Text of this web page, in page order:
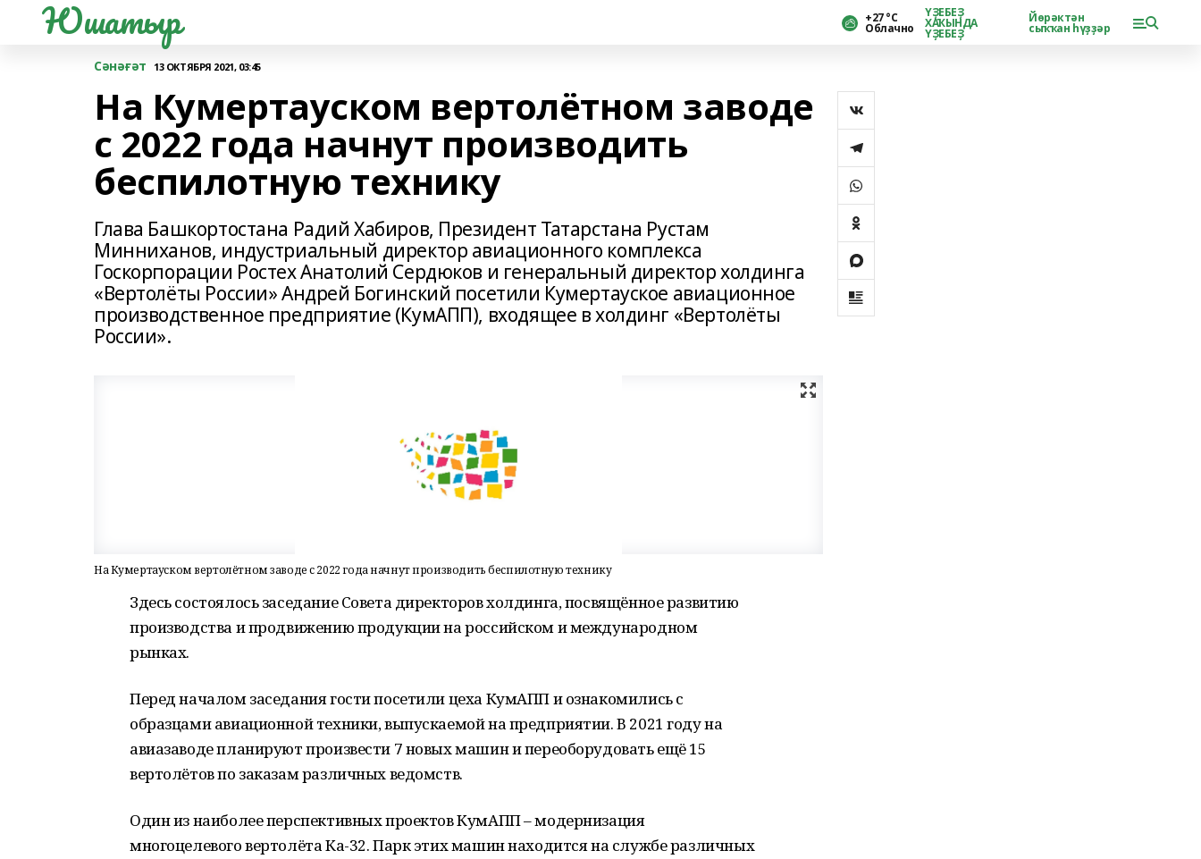
Юшатыр +27 °С
Облачно
ҮҘЕБЕҘ
ХАҠЫНДА
ҮҘЕБЕҘ
Йөрәктән
сыҡҡан һүҙҙәр
Сәнәғәт 13 ОКТЯБРЯ 2021, 03:45
На Кумертауском вертолётном заводе
с 2022 года начнут производить
беспилотную технику
Глава Башкортостана Радий Хабиров, Президент Татарстана Рустам
Минниханов, индустриальный директор авиационного комплекса
Госкорпорации Ростех Анатолий Сердюков и генеральный директор холдинга
«Вертолёты России» Андрей Богинский посетили Кумертауское авиационное
производственное предприятие (КумАПП), входящее в холдинг «Вертолёты
России».
На Кумертауском вертолётном заводе с 2022 года начнут производить беспилотную технику
Здесь состоялось заседание Совета директоров холдинга, посвящённое развитию
производства и продвижению продукции на российском и международном
рынках.
Перед началом заседания гости посетили цеха КумАПП и ознакомились с
образцами авиационной техники, выпускаемой на предприятии. В 2021 году на
авиазаводе планируют произвести 7 новых машин и переоборудовать ещё 15
вертолётов по заказам различных ведомств.
Один из наиболее перспективных проектов КумАПП – модернизация
многоцелевого вертолёта Ка-32. Парк этих машин находится на службе различных